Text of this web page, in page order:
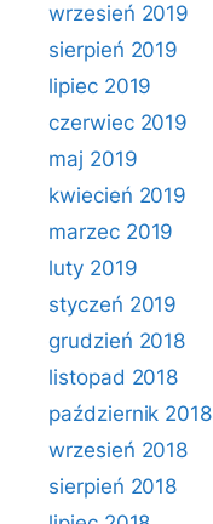
wrzesień 2019
sierpień 2019
lipiec 2019
czerwiec 2019
maj 2019
kwiecień 2019
marzec 2019
luty 2019
styczeń 2019
grudzień 2018
listopad 2018
październik 2018
wrzesień 2018
sierpień 2018